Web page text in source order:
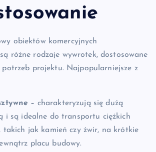
obiektów komercyjnych
różne rodzaje wywrotek, dostosowane
potrzeb projektu. Najpopularniejsze z
– charakteryzują się dużą
i są idealne do transportu ciężkich
takich jak kamień czy żwir, na krótkie
placu budowy.